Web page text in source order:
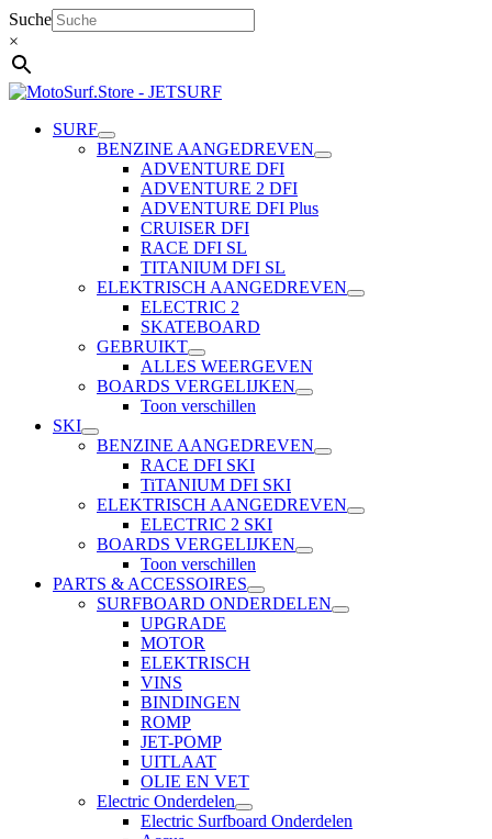
Ga
naar
de
inhoud
Suche
×
SURF
BENZINE AANGEDREVEN
ADVENTURE DFI
ADVENTURE 2 DFI
ADVENTURE DFI Plus
CRUISER DFI
RACE DFI SL
TITANIUM DFI SL
ELEKTRISCH AANGEDREVEN
ELECTRIC 2
SKATEBOARD
GEBRUIKT
ALLES WEERGEVEN
BOARDS VERGELIJKEN
Toon verschillen
SKI
BENZINE AANGEDREVEN
RACE DFI SKI
TiTANIUM DFI SKI
ELEKTRISCH AANGEDREVEN
ELECTRIC 2 SKI
BOARDS VERGELIJKEN
Toon verschillen
PARTS & ACCESSOIRES
SURFBOARD ONDERDELEN
UPGRADE
MOTOR
ELEKTRISCH
VINS
BINDINGEN
ROMP
JET-POMP
UITLAAT
OLIE EN VET
Electric Onderdelen
Electric Surfboard Onderdelen